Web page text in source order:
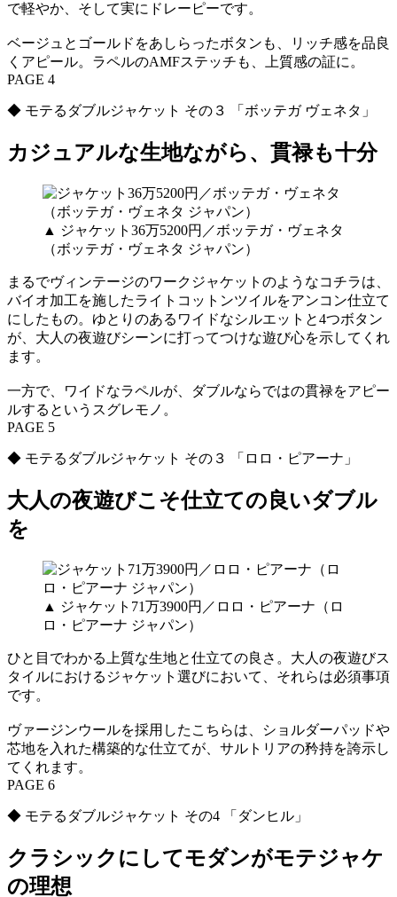
で軽やか、そして実にドレーピーです。
ベージュとゴールドをあしらったボタンも、リッチ感を品良
くアピール。ラペルのAMFステッチも、上質感の証に。
PAGE 4
◆ モテるダブルジャケット その３ 「ボッテガ ヴェネタ」
カジュアルな生地ながら、貫禄も十分
▲ ジャケット36万5200円／ボッテガ・ヴェネタ
（ボッテガ・ヴェネタ ジャパン）
まるでヴィンテージのワークジャケットのようなコチラは、
バイオ加工を施したライトコットンツイルをアンコン仕立て
にしたもの。ゆとりのあるワイドなシルエットと4つボタン
が、大人の夜遊びシーンに打ってつけな遊び心を示してくれ
ます。
一方で、ワイドなラペルが、ダブルならではの貫禄をアピー
ルするというスグレモノ。
PAGE 5
◆ モテるダブルジャケット その３ 「ロロ・ピアーナ」
大人の夜遊びこそ仕立ての良いダブル
を
▲ ジャケット71万3900円／ロロ・ピアーナ（ロ
ロ・ピアーナ ジャパン）
ひと目でわかる上質な生地と仕立ての良さ。大人の夜遊びス
タイルにおけるジャケット選びにおいて、それらは必須事項
です。
ヴァージンウールを採用したこちらは、ショルダーパッドや
芯地を入れた構築的な仕立てが、サルトリアの矜持を誇示し
てくれます。
PAGE 6
◆ モテるダブルジャケット その4 「ダンヒル」
クラシックにしてモダンがモテジャケ
の理想